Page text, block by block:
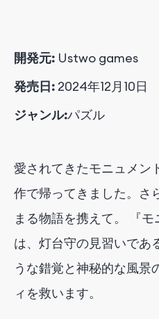
開発元: Ustwo games
発売日: 2024年12月10日
ジャンル:パズル
愛されてきたモニュメン
作で帰ってきました。さ
まる物語を携えて。 『
は、灯台守の見習いであ
うな錯覚と神秘的な風景
ィを救います。